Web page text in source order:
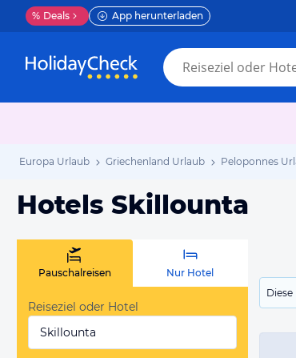
% Deals App herunterladen
Europa Urlaub Griechenland Urlaub Peloponnes
Hotels Skillounta
Pauschalreisen Nur Hotel
Reiseziel oder Hotel
Skillounta